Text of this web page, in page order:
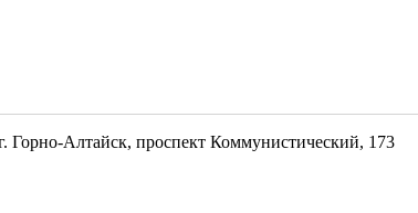
Горно-Алтайск, проспект Коммунистический, 173